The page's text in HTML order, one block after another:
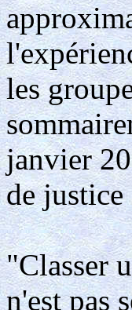
les
janvier
de
"Classer
n'est pas